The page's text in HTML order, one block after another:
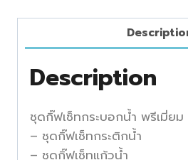
Description
ชุดกิ๊ฟเซ็ทกระบอกน้ำ พรีเมี่ย
– ชุดกิ๊ฟเซ็ทกระติกน้ำ
– ชุดกิ๊ฟเซ็ทแก้วน้ำ